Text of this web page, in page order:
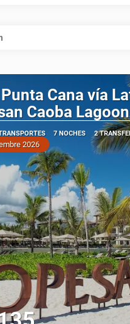
Cana vía
Caoba Lagoon
7 NOCHES 2
2026